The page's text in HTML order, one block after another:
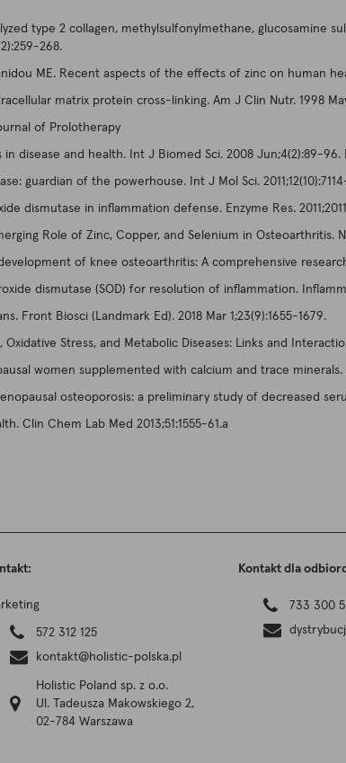
type 2 collagen, methylsulfonylmethane, glucosamine
268.
ME. Recent aspects of the effects of zinc on human
matrix protein cross-linking. Am J Clin Nutr. 1998
of Prolotherapy
disease and health. Int J Biomed Sci. 2008 Jun;4(2):89-96.
guardian of the powerhouse. Int J Mol Sci.
dismutase in inflammation defense. Enzyme Res.
Role of Zinc, Copper, and Selenium in Osteoarthritis.
of knee osteoarthritis: A comprehensive research
dismutase (SOD) for resolution of inflammation.
Front Biosci (Landmark Ed). 2018 Mar 1;23(9):1655-1679.
Stress, and Metabolic Diseases: Links and
women supplemented with calcium and trace minerals.
osteoporosis: a preliminary study of decreased
Clin Chem Lab Med 2013;51:1555-61.a
572 312 125
kontakt@holistic-polska.pl
Holistic Poland sp. z o.o.
Ul. Tadeusza Makowskiego 2,
02-784 Warszawa
Kontakt dla
733 300